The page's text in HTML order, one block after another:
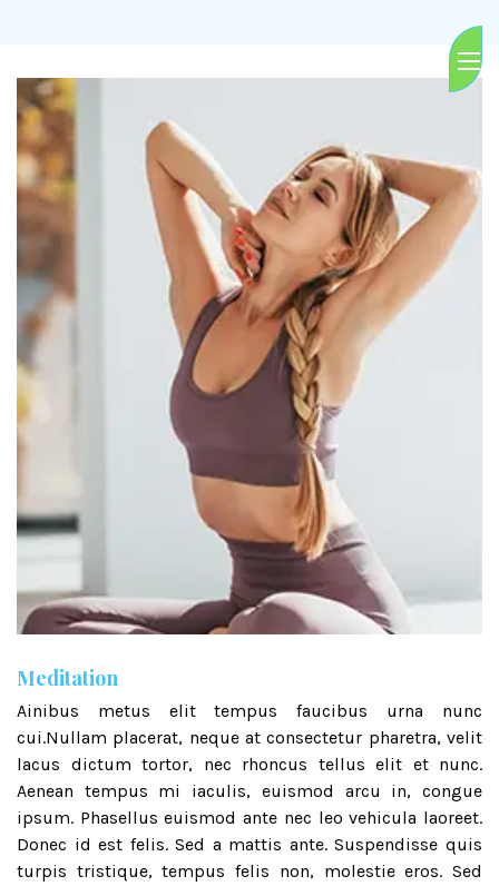
Meditation
Ainibus metus elit tempus faucibus urna nunc
cui.Nullam placerat, neque at consectetur pharetra, velit
lacus dictum tortor, nec rhoncus tellus elit et nunc.
Aenean tempus mi iaculis, euismod arcu in, congue
ipsum. Phasellus euismod ante nec leo vehicula laoreet.
Donec id est felis. Sed a mattis ante. Suspendisse quis
turpis tristique, tempus felis non, molestie eros. Sed